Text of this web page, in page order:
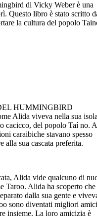
di Vicky Weber è una
Questo libro è stato scritto
la cultura del popolo
HUMMINGBIRD
Alida viveva nella sua
cacicco, del popolo Taí no.
caraibiche stavano spesso
alla sua cascata preferita.
Alida vide qualcuno di
Taroo. Alida ha scoperto
dalla sua gente e
sono diventati migliori
insieme. La loro amicizia è